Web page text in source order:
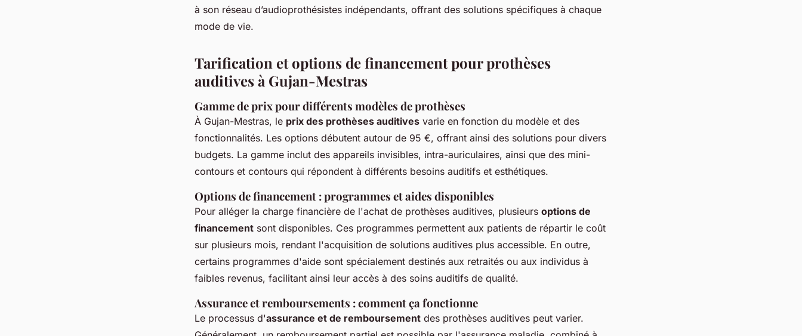
à son réseau d’audioprothésistes indépendants, offrant des solutions spécifiques à chaque
mode de vie.
Tarification et options de financement pour prothèses
auditives à Gujan-Mestras
Gamme de prix pour différents modèles de prothèses
À Gujan-Mestras, le prix des prothèses auditives varie en fonction du modèle et des
fonctionnalités. Les options débutent autour de 95 €, offrant ainsi des solutions pour divers
budgets. La gamme inclut des appareils invisibles, intra-auriculaires, ainsi que des mini-
contours et contours qui répondent à différents besoins auditifs et esthétiques.
Options de financement : programmes et aides disponibles
Pour alléger la charge financière de l'achat de prothèses auditives, plusieurs options de
financement sont disponibles. Ces programmes permettent aux patients de répartir le coût
sur plusieurs mois, rendant l'acquisition de solutions auditives plus accessible. En outre,
certains programmes d'aide sont spécialement destinés aux retraités ou aux individus à
faibles revenus, facilitant ainsi leur accès à des soins auditifs de qualité.
Assurance et remboursements : comment ça fonctionne
Le processus d'assurance et de remboursement des prothèses auditives peut varier.